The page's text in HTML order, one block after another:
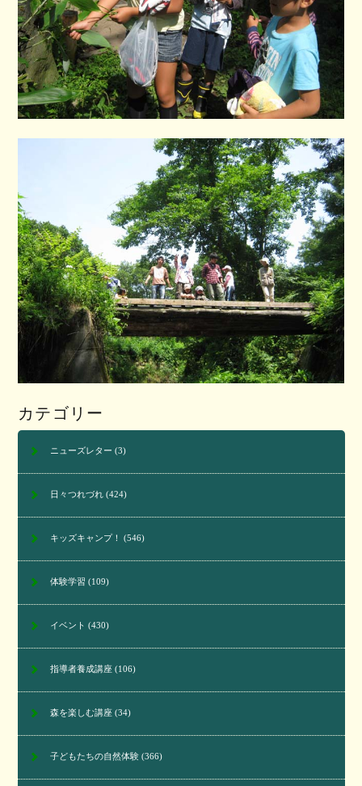
カテゴリー
ニューズレター (3)
日々つれづれ(424)
キッズキャンプ！ (546)
体験学習 (109)
イベント (430)
指導者養成講座(106)
森を楽しむ講座(34)
子どもたちの自然体験(366)